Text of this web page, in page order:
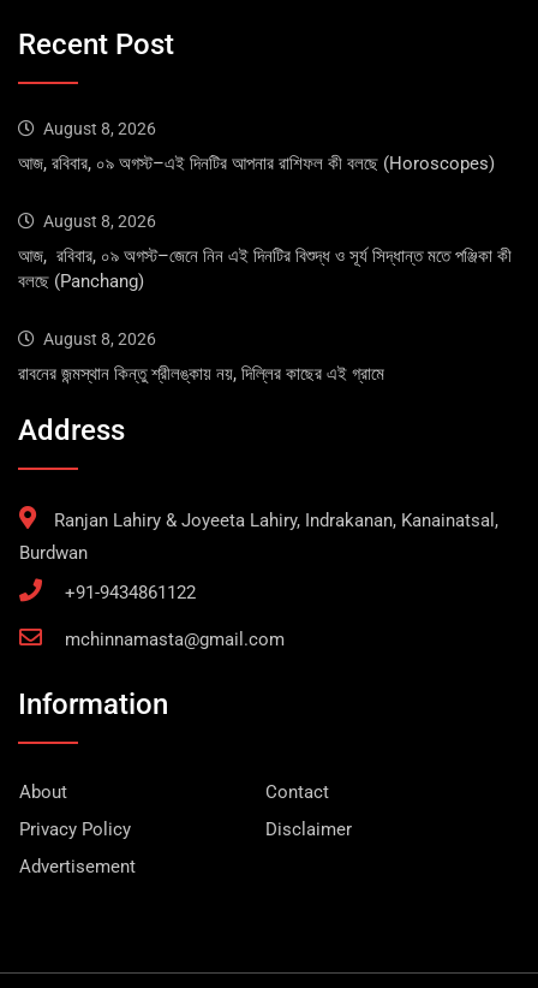
Recent Post
August 8, 2026
আজ, রবিবার, ০৯ অগস্ট–এই দিনটির আপনার রাশিফল কী বলছে (Horoscopes)
August 8, 2026
আজ, রবিবার, ০৯ অগস্ট–জেনে নিন এই দিনটির বিশুদ্ধ ও সূর্য সিদ্ধান্ত মতে পঞ্জিকা কী
বলছে (Panchang)
August 8, 2026
রাবনের জন্মস্থান কিন্তু শ্রীলঙ্কায় নয়, দিল্লির কাছের এই গ্রামে
Address
Ranjan Lahiry & Joyeeta Lahiry, Indrakanan, Kanainatsal,
Burdwan
+91-9434861122
mchinnamasta@gmail.com
Information
About
Contact
Privacy Policy
Disclaimer
Advertisement